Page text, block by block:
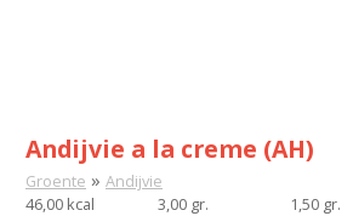
Andijvie a la creme (AH)
Groente » Andijvie
46,00 kcal
3,00 gr. 1,50 gr.